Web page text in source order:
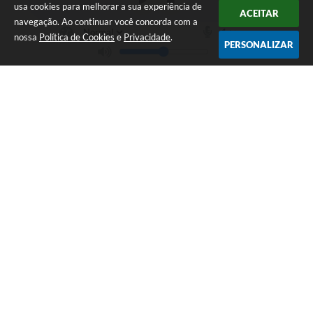
usa cookies para melhorar a sua experiência de
navegação. Ao continuar você concorda com a
nossa Política de Cookies e Privacidade.
ACEITAR
PERSONALIZAR